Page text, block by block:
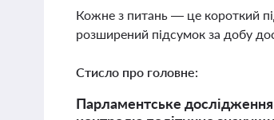
Кожне з питань — це короткий
розширений підсумок за добу
Стисло про головне:
Парламентське дослідження